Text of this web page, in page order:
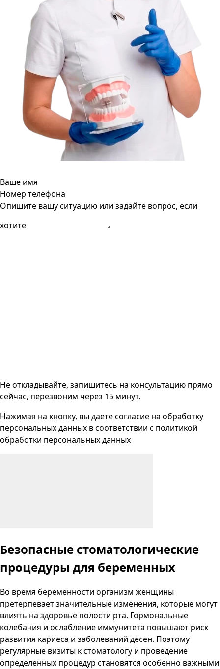
Ваше имя
Номер телефона
Опишите вашу ситуацию или задайте вопрос, если
хотите
Не откладывайте, запишитесь на консультацию прямо
сейчас, перезвоним через 15 минут.
Нажимая на кнопку, вы даете согласие на обработку
персональных данных в соответствии с политикой
обработки персональных данных
Безопасные стоматологические
процедуры для беременных
Во время беременности организм женщины
претерпевает значительные изменения, которые могут
влиять на здоровье полости рта. Гормональные
колебания и ослабление иммунитета повышают риск
развития кариеса и заболеваний десен. Поэтому
регулярные визиты к стоматологу и проведение
определенных процедур становятся особенно важными